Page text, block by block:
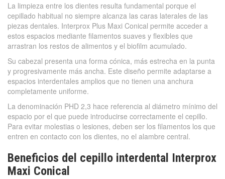
La limpieza entre los dientes resulta fundamental porque el
cepillado habitual no siempre alcanza las caras laterales de las
piezas dentales. Interprox Plus Maxi Conical permite acceder a
estos espacios mediante filamentos suaves y flexibles que
arrastran los restos de alimentos y el biofilm acumulado.
Su cabezal presenta una forma cónica, más estrecha en la punta
y progresivamente más ancha. Este diseño permite adaptarse a
espacios interdentales amplios que no tienen una anchura
completamente uniforme.
La denominación PHD 2,3 hace referencia al diámetro mínimo del
espacio por el que puede introducirse correctamente el cepillo.
Para evitar molestias o lesiones, deben ser los filamentos los que
entren en contacto con los dientes, no el alambre central.
Beneficios del cepillo interdental Interprox
Maxi Conical